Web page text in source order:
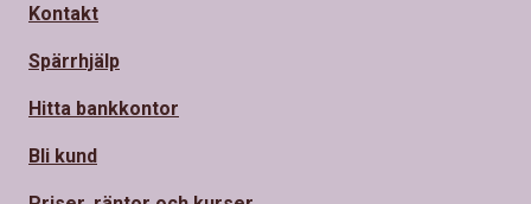
Kontakt
Spärrhjälp
Hitta bankkontor
Bli kund